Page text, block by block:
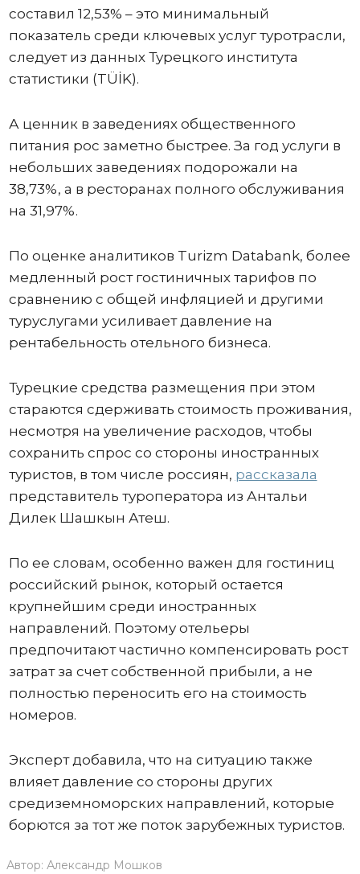
составил 12,53% – это минимальный
показатель среди ключевых услуг туротрасли,
следует из данных Турецкого института
статистики (TÜİK).
А ценник в заведениях общественного
питания рос заметно быстрее. За год услуги в
небольших заведениях подорожали на
38,73%, а в ресторанах полного обслуживания
на 31,97%.
По оценке аналитиков Turizm Databank, более
медленный рост гостиничных тарифов по
сравнению с общей инфляцией и другими
туруслугами усиливает давление на
рентабельность отельного бизнеса.
Турецкие средства размещения при этом
стараются сдерживать стоимость проживания,
несмотря на увеличение расходов, чтобы
сохранить спрос со стороны иностранных
туристов, в том числе россиян, рассказала
представитель туроператора из Антальи
Дилек Шашкын Атеш.
По ее словам, особенно важен для гостиниц
российский рынок, который остается
крупнейшим среди иностранных
направлений. Поэтому отельеры
предпочитают частично компенсировать рост
затрат за счет собственной прибыли, а не
полностью переносить его на стоимость
номеров.
Эксперт добавила, что на ситуацию также
влияет давление со стороны других
средиземноморских направлений, которые
борются за тот же поток зарубежных туристов.
Автор: Александр Мошков